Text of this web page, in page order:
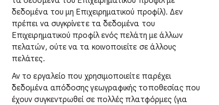
δεδομένα του μη Επιχειρηματικού προφίλ). Δεν
πρέπει να συγκρίνετε τα δεδομένα του
Επιχειρηματικού προφίλ ενός πελάτη με άλλων
πελατών, ούτε να τα κοινοποιείτε σε άλλους
πελάτες.
Αν το εργαλείο που χρησιμοποιείτε παρέχει
δεδομένα απόδοσης γεωγραφικής τοποθεσίας που
έχουν συγκεντρωθεί σε πολλές πλατφόρμες (για